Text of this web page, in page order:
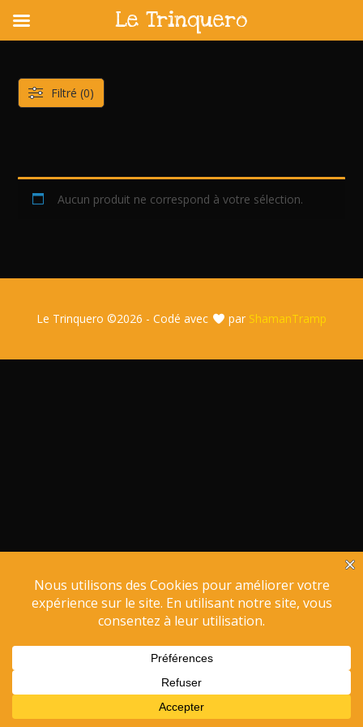
content
Aucun produit ne correspond à votre sélection.
Filtré (0)
Le Trinquero ©2026 - Codé avec par ShamanTramp
Le Trinquero